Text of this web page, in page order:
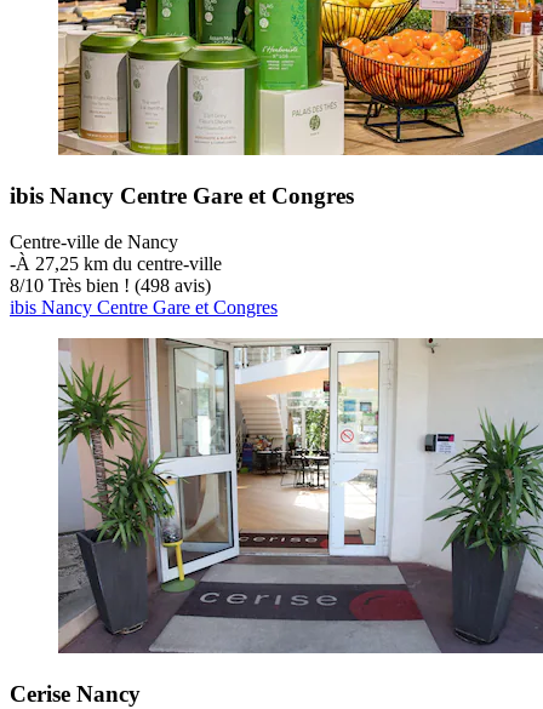
ibis Nancy Centre Gare et Congres
Centre-ville de Nancy
‐À 27,25 km du centre-ville
8/10 Très bien ! (498 avis)
ibis Nancy Centre Gare et Congres
Cerise Nancy